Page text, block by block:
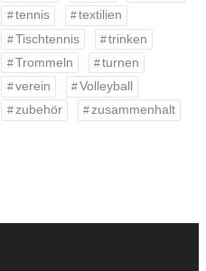
tennis
textilien
Tischtennis
trinken
Trommeln
turnen
verein
Volleyball
zubehör
zusammenhalt